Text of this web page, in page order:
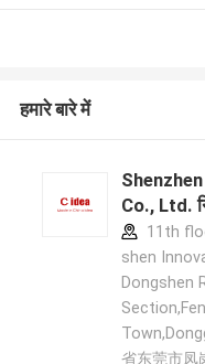
हमारे बारे में
Co., Ltd.
11th
shen
Dongshen
省东莞市凤